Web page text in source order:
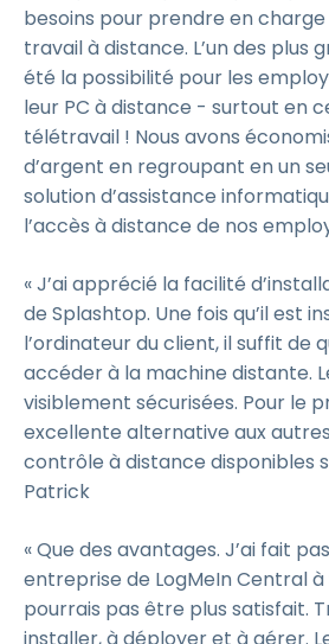
besoins pour prendre en
travail à distance. L’un des plus
été la possibilité pour les
leur PC à distance - surtout en
télétravail ! Nous avons
d’argent en regroupant en un
solution d’assistance
l’accès à distance de nos
« J’ai apprécié la facilité
de Splashtop. Une fois qu’il est
l’ordinateur du client, il suffit de
accéder à la machine distante.
visiblement sécurisées. Pour le
excellente alternative aux
contrôle à distance disponibles
Patrick
« Que des avantages. J’ai fait
entreprise de LogMeIn Central
pourrais pas être plus satisfait.